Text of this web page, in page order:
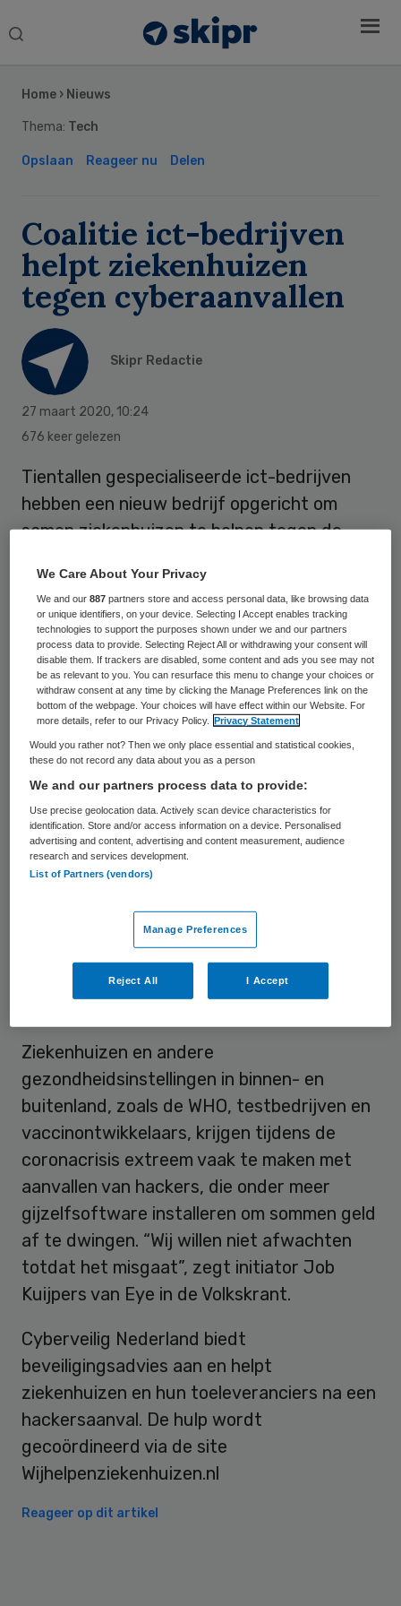
Search
Home › Nieuws
Thema: Tech
Opslaan Reageer nu Delen
Coalitie ict-bedrijven
helpt ziekenhuizen
tegen cyberaanvallen
Skipr Redactie
27 maart 2020, 10:24
676 keer gelezen
Tientallen gespecialiseerde ict-bedrijven
hebben een nieuw bedrijf opgericht om
samen ziekenhuizen te helpen tegen de
coronacrisis te verduren krijgen. Ze beiden
gratis hun diensten aan.
AIVD en MIVD
Het idee is van Eye, een
cybersecuritybedrijf van vijf oud-
medewerkers van de AIVD en MIVD (de
militaire inlichtingendienst), schrijft de
Volkskrant vrijdag. In deze coalitie zitten
onder meer KPN en adviesbureau Deloitte.
Nederland biedt haar diensten gratis aan
tijdens de coronacrisis.
Gijzelsoftware
Ziekenhuizen en andere
gezondheidsinstellingen in binnen- en
buitenland, zoals de WHO, testbedrijven en
vaccinontwikkelaars, krijgen tijdens de
coronacrisis extreem vaak te maken met
aanvallen van hackers, die onder meer
gijzelfsoftware installeren om sommen geld
af te dwingen. “Wij willen niet afwachten
totdat het misgaat”, zegt initiator Job
Kuijpers van Eye in de Volkskrant.
Cyberveilig Nederland biedt
beveiligingsadvies aan en helpt
ziekenhuizen en hun toeleveranciers na een
hackersaanval. De hulp wordt
gecoördineerd via de site
Wijhelpenziekenhuizen.nl
Reageer op dit artikel
Sidebar
We Care About Your Privacy
We and our887 partners store and access personal data, like browsing data
or unique identifiers, on your device. Selecting I Accept enables tracking
technologies to support the purposes shown under we and our partners
process data to provide. Selecting Reject All or withdrawing your consent will
disable them. If trackers are disabled, some content and ads you see may not
be as relevant to you. You can resurface this menu to change your choices or
withdraw consent at any time by clicking the Manage Preferences link on the
bottom of the webpage. Your choices will have effect within our Website. For
more details, refer to our Privacy Policy.
Privacy Statement
Would you rather not? Then we only place essential and statistical cookies,
these do not record any data about you as a person
We and our partners process data to provide:
Use precise geolocation data. Actively scan device characteristics for
identification. Store and/or access information on a device. Personalised
advertising and content, advertising and content measurement, audience
research and services development.
List of Partners (vendors)
Manage Preferences
Reject All I Accept